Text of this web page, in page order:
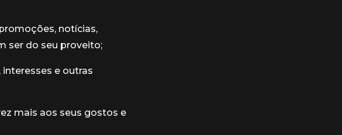
notícias,
ser do seu proveito;
e outras
mais aos seus gostos e